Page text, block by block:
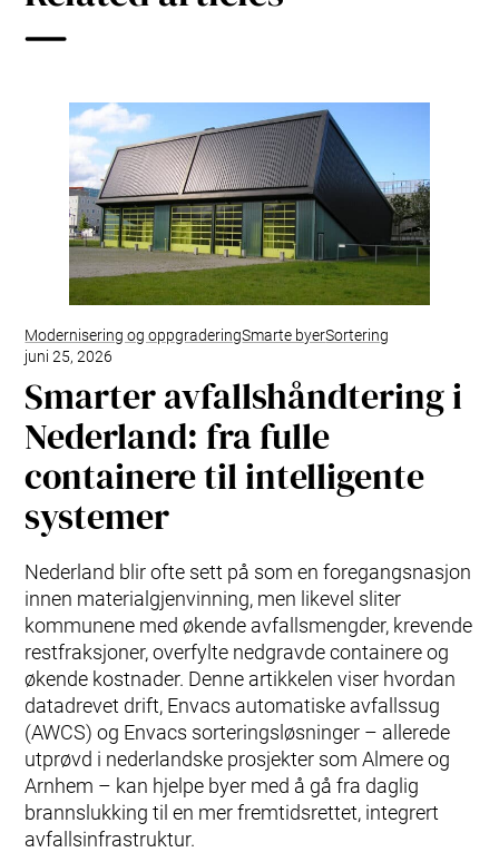
Modernisering og oppgraderingSmarte byerSortering
juni 25, 2026
Smarter avfallshåndtering i
Nederland: fra fulle
containere til intelligente
systemer
Nederland blir ofte sett på som en foregangsnasjon
innen materialgjenvinning, men likevel sliter
kommunene med økende avfallsmengder, krevende
restfraksjoner, overfylte nedgravde containere og
økende kostnader. Denne artikkelen viser hvordan
datadrevet drift, Envacs automatiske avfallssug
(AWCS) og Envacs sorteringsløsninger – allerede
utprøvd i nederlandske prosjekter som Almere og
Arnhem – kan hjelpe byer med å gå fra daglig
brannslukking til en mer fremtidsrettet, integrert
avfallsinfrastruktur.